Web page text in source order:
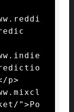
p>
">Po